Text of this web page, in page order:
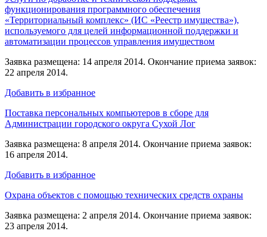
функционирования программного обеспечения
«Территориальный комплекс» (ИС «Реестр имущества»),
используемого для целей информационной поддержки и
автоматизации процессов управления имуществом
Заявка размещена: 14 апреля 2014. Окончание приема заявок:
22 апреля 2014.
Добавить в избранное
Поставка персональных компьютеров в сборе для
Администрации городского округа Сухой Лог
Заявка размещена: 8 апреля 2014. Окончание приема заявок:
16 апреля 2014.
Добавить в избранное
Охрана объектов с помощью технических средств охраны
Заявка размещена: 2 апреля 2014. Окончание приема заявок:
23 апреля 2014.